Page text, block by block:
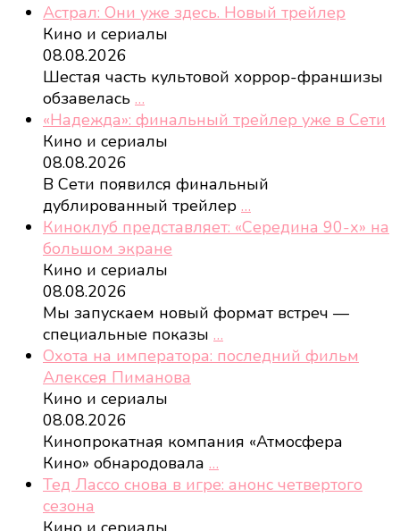
Астрал: Они уже здесь. Новый трейлер
Кино и сериалы
08.08.2026
Шестая часть культовой хоррор-франшизы
обзавелась …
«Надежда»: финальный трейлер уже в Сети
Кино и сериалы
08.08.2026
В Сети появился финальный
дублированный трейлер …
Киноклуб представляет: «Середина 90-х» на
большом экране
Кино и сериалы
08.08.2026
Мы запускаем новый формат встреч —
специальные показы …
Охота на императора: последний фильм
Алексея Пиманова
Кино и сериалы
08.08.2026
Кинопрокатная компания «Атмосфера
Кино» обнародовала …
Тед Лассо снова в игре: анонс четвертого
сезона